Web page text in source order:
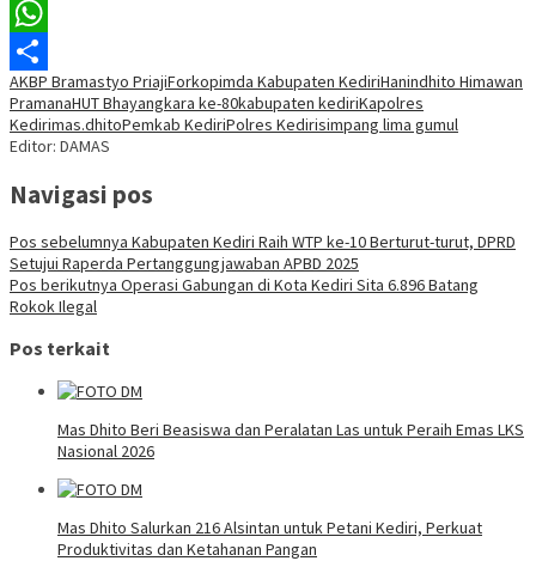
Facebook
WhatsApp
Share
AKBP Bramastyo PriajiForkopimda Kabupaten KediriHanindhito Himawan
PramanaHUT Bhayangkara ke-80kabupaten kediriKapolres
Kedirimas.dhitoPemkab KediriPolres Kedirisimpang lima gumul
Editor: DAMAS
Navigasi pos
Pos sebelumnya Kabupaten Kediri Raih WTP ke-10 Berturut-turut, DPRD
Setujui Raperda Pertanggungjawaban APBD 2025
Pos berikutnya Operasi Gabungan di Kota Kediri Sita 6.896 Batang
Rokok Ilegal
Pos terkait
Mas Dhito Beri Beasiswa dan Peralatan Las untuk Peraih Emas LKS
Nasional 2026
Mas Dhito Salurkan 216 Alsintan untuk Petani Kediri, Perkuat
Produktivitas dan Ketahanan Pangan